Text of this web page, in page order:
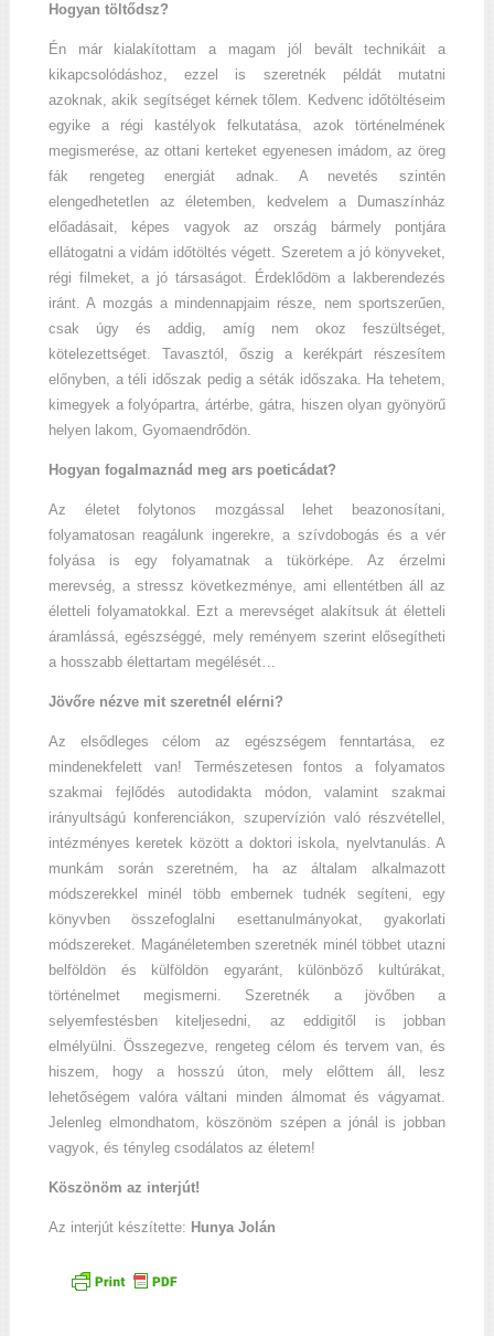
Hogyan töltődsz?
Én már kialakítottam a magam jól bevált technikáit a
kikapcsolódáshoz, ezzel is szeretnék példát mutatni
azoknak, akik segítséget kérnek tőlem. Kedvenc időtöltéseim
egyike a régi kastélyok felkutatása, azok történelmének
megismerése, az ottani kerteket egyenesen imádom, az öreg
fák rengeteg energiát adnak. A nevetés szintén
elengedhetetlen az életemben, kedvelem a Dumaszínház
előadásait, képes vagyok az ország bármely pontjára
ellátogatni a vidám időtöltés végett. Szeretem a jó könyveket,
régi filmeket, a jó társaságot. Érdeklődöm a lakberendezés
iránt. A mozgás a mindennapjaim része, nem sportszerűen,
csak úgy és addig, amíg nem okoz feszültséget,
kötelezettséget. Tavasztól, őszig a kerékpárt részesítem
előnyben, a téli időszak pedig a séták időszaka. Ha tehetem,
kimegyek a folyópartra, ártérbe, gátra, hiszen olyan gyönyörű
helyen lakom, Gyomaendrődön.
Hogyan fogalmaznád meg ars poeticádat?
Az életet folytonos mozgással lehet beazonosítani,
folyamatosan reagálunk ingerekre, a szívdobogás és a vér
folyása is egy folyamatnak a tükörképe. Az érzelmi
merevség, a stressz következménye, ami ellentétben áll az
életteli folyamatokkal. Ezt a merevséget alakítsuk át életteli
áramlássá, egészséggé, mely reményem szerint elősegítheti
a hosszabb élettartam megélését…
Jövőre nézve mit szeretnél elérni?
Az elsődleges célom az egészségem fenntartása, ez
mindenekfelett van! Természetesen fontos a folyamatos
szakmai fejlődés autodidakta módon, valamint szakmai
irányultságú konferenciákon, szupervízión való részvétellel,
intézményes keretek között a doktori iskola, nyelvtanulás. A
munkám során szeretném, ha az általam alkalmazott
módszerekkel minél több embernek tudnék segíteni, egy
könyvben összefoglalni esettanulmányokat, gyakorlati
módszereket. Magánéletemben szeretnék minél többet utazni
belföldön és külföldön egyaránt, különböző kultúrákat,
történelmet megismerni. Szeretnék a jövőben a
selyemfestésben kiteljesedni, az eddigitől is jobban
elmélyülni. Összegezve, rengeteg célom és tervem van, és
hiszem, hogy a hosszú úton, mely előttem áll, lesz
lehetőségem valóra váltani minden álmomat és vágyamat.
Jelenleg elmondhatom, köszönöm szépen a jónál is jobban
vagyok, és tényleg csodálatos az életem!
Köszönöm az interjút!
Az interjút készítette: Hunya Jolán